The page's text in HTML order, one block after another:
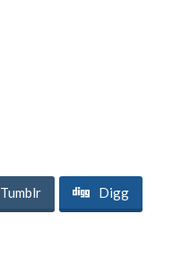
Tumblr Digg